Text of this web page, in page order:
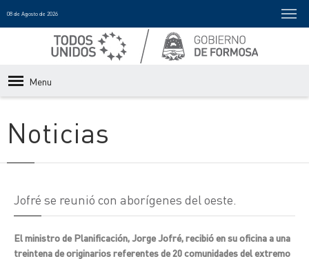
08 de Agosto de 2026
Menu
Noticias
Jofré se reunió con aborígenes del oeste.
El ministro de Planificación, Jorge Jofré, recibió en su oficina a una
treintena de originarios referentes de 20 comunidades del extremo